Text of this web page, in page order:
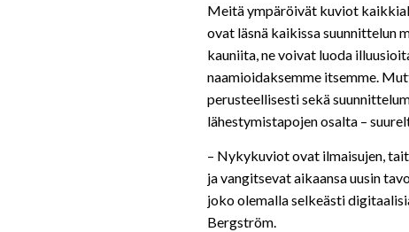
Meitä ympäröivät kuviot
ovat läsnä kaikissa suunnittelun
kauniita, ne voivat luoda
naamioidaksemme itsemme.
perusteellisesti sekä
lähestymistapojen osalta –
– Nykykuviot ovat ilmaisujen,
ja vangitsevat aikaansa uusin
joko olemalla selkeästi
Bergström.